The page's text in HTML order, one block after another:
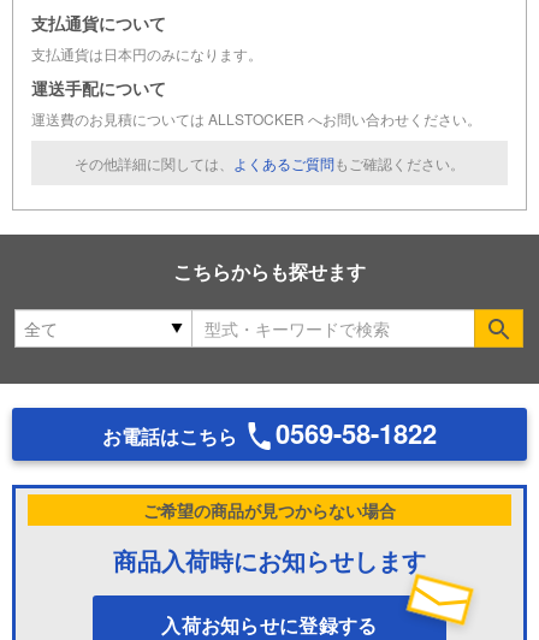
支払通貨について
支払通貨は日本円のみになります。
運送手配について
運送費のお見積については ALLSTOCKER へお問い合わせください。
その他詳細に関しては、 よくあるご質問もご確認ください。
こちらからも探せます
お電話はこちら 0569-58-1822
ご希望の商品が見つからない場合
商品入荷時にお知らせします
入荷お知らせに登録する